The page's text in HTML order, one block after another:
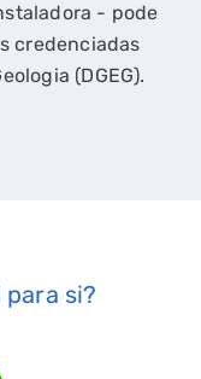
- pode
credenciadas
(DGEG).
si?